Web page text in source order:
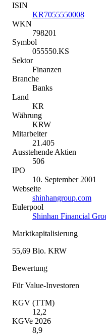
ISIN
KR7055550008
WKN
798201
Symbol
055550.KS
Sektor
Finanzen
Branche
Banks
Land
KR
Währung
KRW
Mitarbeiter
21.405
Ausstehende Aktien
506
IPO
10. September 2001
Webseite
shinhangroup.com
Eulerpool
Shinhan Financial
Marktkapitalisierung
55,69 Bio. KRW
Bewertung
Für Value-Investoren
KGV (TTM)
12,2
KGVe 2026
8,9